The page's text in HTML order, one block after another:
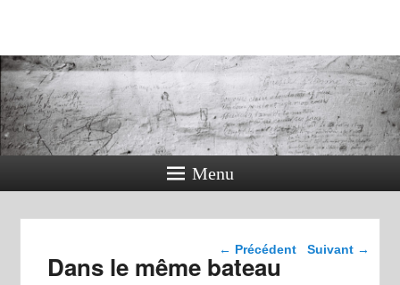
Menu
Navigation dans les
← Précédent Suivant →
Dans le même bateau